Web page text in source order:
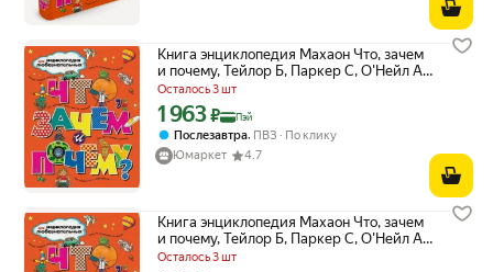
Книга энциклопедия Махаон Что, зачем
и почему, Тейлор Б, Паркер С, О'Нейл А,
2025
Осталось 3 шт
Цена с картой Яндекс Пэй 1963 ₽ вместо
1 963₽ Пэй
Послезавтра, ПВЗ
По клику
Юмаркет
4.7
Книга энциклопедия Махаон Что, зачем
и почему, Тейлор Б, Паркер С, О'Нейл А,
2025
Осталось 3 шт